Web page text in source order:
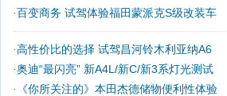
·百变商务 试驾体验福田蒙派克S级改装车
·高性价比的选择 试驾昌河铃木利亚纳A6
·奥迪“最闪亮” 新A4L/新C/新3系灯光测试
· 《你所关注的》本田杰德储物便利性体验